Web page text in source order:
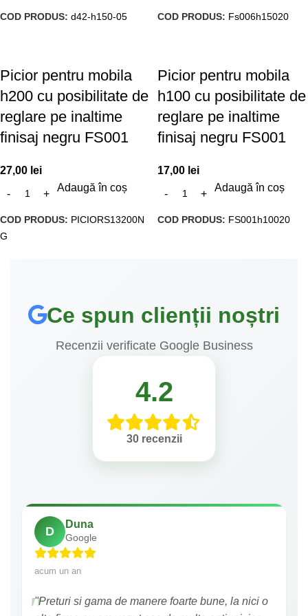
COD PRODUS: d42-h150-05 COD PRODUS: Fs006h15020
Picior pentru mobila
h200 cu posibilitate de
reglare pe inaltime
finisaj negru FS001
27,00 lei
Adaugă în coș
COD PRODUS: PICIORS13200N
G
Picior pentru mobila
h100 cu posibilitate de
reglare pe inaltime
finisaj negru FS001
17,00 lei
Adaugă în coș
COD PRODUS: FS001h10020
Ce spun clienții noștri
Recenzii verificate Google Business
4.2
30 recenzii
D
Duna
Google
acum un an
"Preturi si gama de manere foarte bune, la nici o